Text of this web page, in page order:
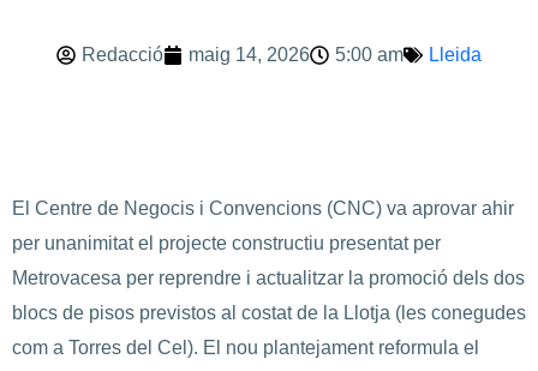
Redacció maig 14, 2026 5:00 am Lleida
El Centre de Negocis i Convencions (CNC) va aprovar ahir
per unanimitat el projecte constructiu presentat per
Metrovacesa per reprendre i actualitzar la promoció dels dos
blocs de pisos previstos al costat de la Llotja (les conegudes
com a Torres del Cel). El nou plantejament reformula el